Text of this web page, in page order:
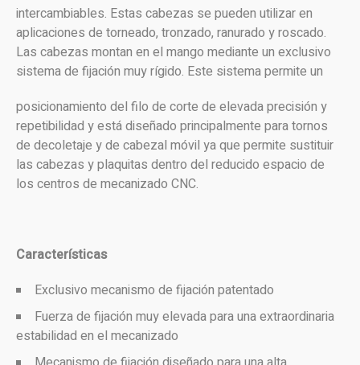
intercambiables. Estas cabezas se pueden utilizar en
aplicaciones de torneado, tronzado, ranurado y roscado.
Las cabezas montan en el mango mediante un exclusivo
sistema de fijación muy rígido. Este sistema permite un
posicionamiento del filo de corte de elevada precisión y
repetibilidad y está diseñado principalmente para tornos
de decoletaje y de cabezal móvil ya que permite sustituir
las cabezas y plaquitas dentro del reducido espacio de
los centros de mecanizado CNC.
Características
Exclusivo mecanismo de fijación patentado
Fuerza de fijación muy elevada para una extraordinaria
estabilidad en el mecanizado